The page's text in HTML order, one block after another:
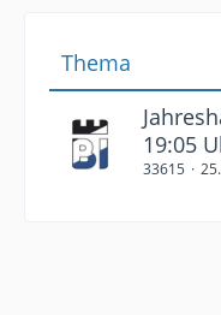
Thema
19:05
33615